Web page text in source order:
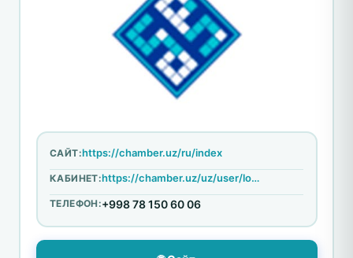
САЙТ:https://chamber.uz/ru/index
КАБИНЕТ: https://chamber.uz/uz/user/login
ТЕЛЕФОН:+998 78 150 60 06